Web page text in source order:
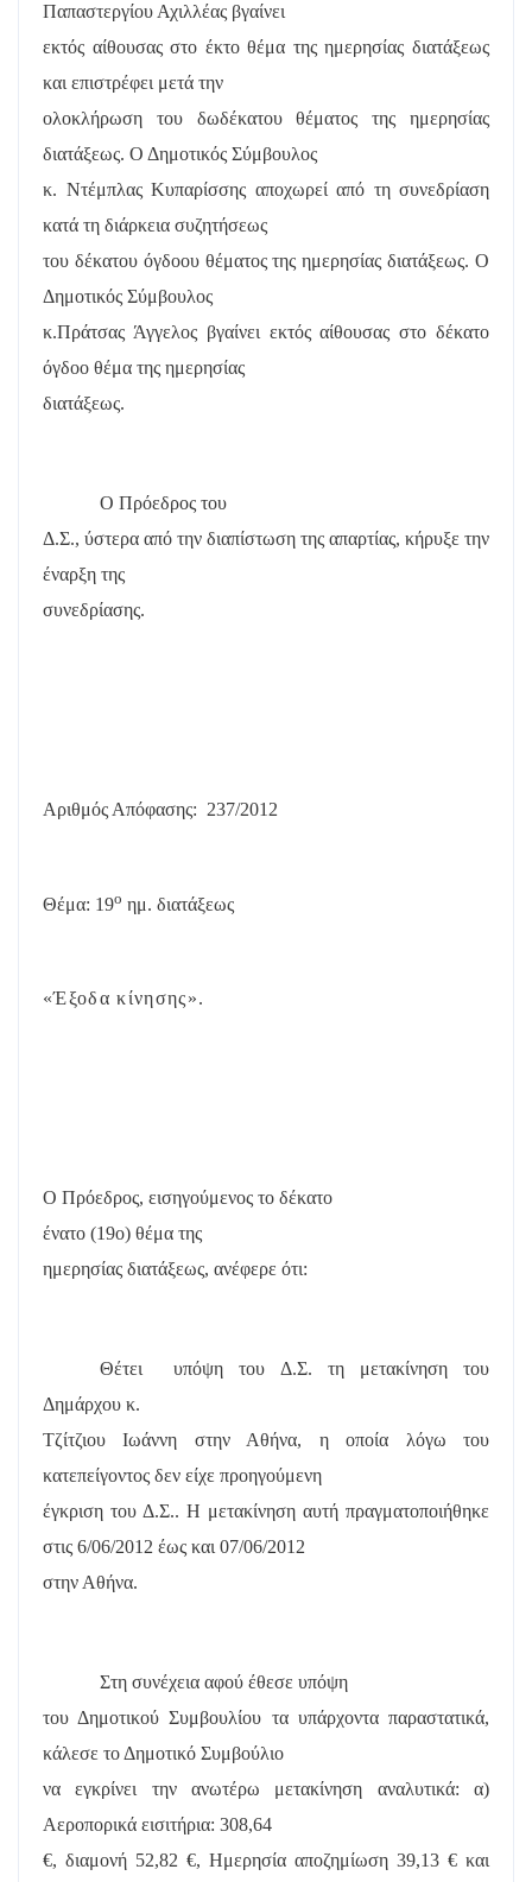
Παπαστεργίου Αχιλλέας βγαίνει
εκτός αίθουσας στο έκτο θέμα της ημερησίας διατάξεως
και επιστρέφει μετά την
ολοκλήρωση του δωδέκατου θέματος της ημερησίας
διατάξεως. Ο Δημοτικός Σύμβουλος
κ. Ντέμπλας Κυπαρίσσης αποχωρεί από τη συνεδρίαση
κατά τη διάρκεια συζητήσεως
του δέκατου όγδοου θέματος της ημερησίας διατάξεως. Ο
Δημοτικός Σύμβουλος
κ.Πράτσας Άγγελος βγαίνει εκτός αίθουσας στο δέκατο
όγδοο θέμα της ημερησίας
διατάξεως.
Ο Πρόεδρος του
Δ.Σ., ύστερα από την διαπίστωση της απαρτίας, κήρυξε την
έναρξη της
συνεδρίασης.
Αριθμός Απόφασης: 237/2012
Θέμα: 19ο ημ. διατάξεως
«Έξοδα κίνησης».
Ο Πρόεδρος, εισηγούμενος το δέκατο
ένατο (19o) θέμα της
ημερησίας διατάξεως, ανέφερε ότι:
Θέτει
υπόψη του Δ.Σ. τη μετακίνηση του
Δημάρχου κ.
Τζίτζιου Ιωάννη στην Αθήνα, η οποία λόγω του
κατεπείγοντος δεν είχε προηγούμενη
έγκριση του Δ.Σ.. Η μετακίνηση αυτή πραγματοποιήθηκε
στις 6/06/2012 έως και 07/06/2012
στην Αθήνα.
Στη συνέχεια αφού έθεσε υπόψη
του Δημοτικού Συμβουλίου τα υπάρχοντα παραστατικά,
κάλεσε το Δημοτικό Συμβούλιο
να εγκρίνει την ανωτέρω μετακίνηση αναλυτικά: α)
Αεροπορικά εισιτήρια: 308,64
€, διαμονή 52,82 €, Ημερησία αποζημίωση 39,13 € και